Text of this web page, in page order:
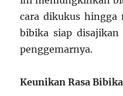
cara dikukus hingga
bibika siap
penggemarnya.
Keunikan Rasa Bibika